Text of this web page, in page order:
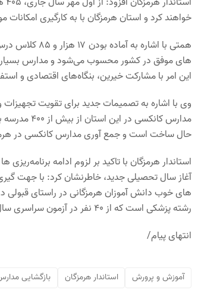
خواهند کرد و استان هرمزگان با به کارگیری
همتی با
های موفق در کشور محسوب می‌شود و مدارس
این امر با مشارکت خیرین، بنگاه‌های اقتصادی و
وی با اشاره به تصمیمات جدید برای تقویت
حال ساخت است و جمع آوری مدارس کانکسی در
استاندار هرمزگان با تاکید بر لزوم ادامه
آغاز سال تحصیلی جدید، خاطرنشان کرد: با جهت
های خوب دانش آموزان هرمزگانی در راستای قبولی
رشته پزشکی است که از ۴۰ نفر در آزمون سراسری سال گذشته به ۸۰ نفر در آزمون سراسری سال جاری، افزایش یافت.
انتهای پیام/
آموزش و پرورش استاندار هرمزگان بازگشایی